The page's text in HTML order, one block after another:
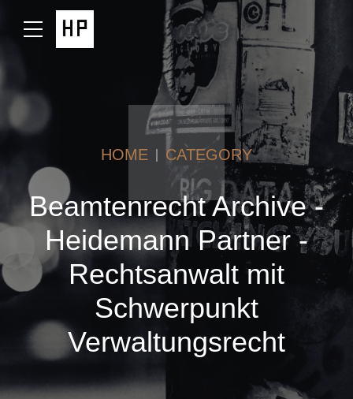
HOME CATEGORY
Beamtenrecht Archive -
Heidemann Partner -
Rechtsanwalt mit
Schwerpunkt
Verwaltungsrecht